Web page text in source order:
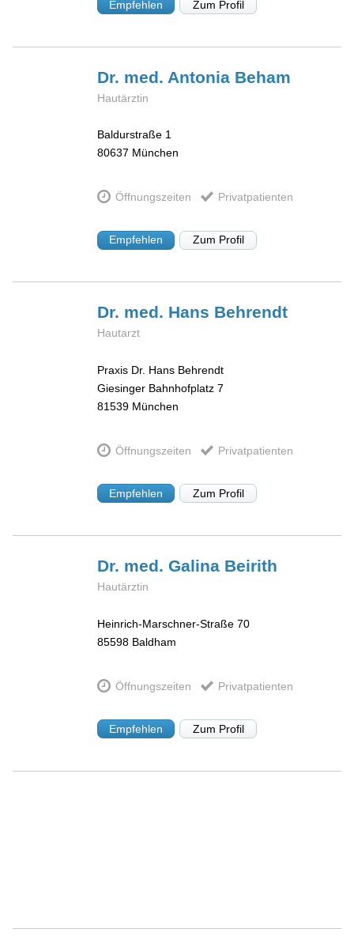
Empfehlen Zum Profil
Dr. med. Antonia Beham
Hautärztin
Baldurstraße 1
80637 München
Öffnungszeiten Privatpatienten
Empfehlen Zum Profil
Dr. med. Hans Behrendt
Hautarzt
Praxis Dr. Hans Behrendt
Giesinger Bahnhofplatz 7
81539 München
Öffnungszeiten Privatpatienten
Empfehlen Zum Profil
Dr. med. Galina Beirith
Hautärztin
Heinrich-Marschner-Straße 70
85598 Baldham
Öffnungszeiten Privatpatienten
Empfehlen Zum Profil